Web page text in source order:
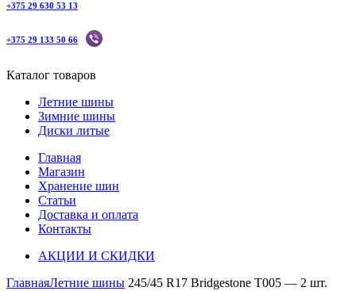
+375 29 630 53 13
+375 29 133 50 66
Каталог товаров
Летние шины
Зимние шины
Диски литые
Главная
Магазин
Хранение шин
Статьи
Доставка и оплата
Контакты
АКЦИИ И СКИДКИ
ГлавнаяЛетние шины 245/45 R17 Bridgestone T005 — 2 шт.